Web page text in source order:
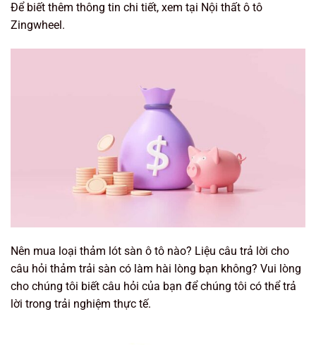
Để biết thêm thông tin chi tiết, xem tại Nội thất ô tô
Zingwheel.
Nên mua loại thảm lót sàn ô tô nào? Liệu câu trả lời cho
câu hỏi thảm trải sàn có làm hài lòng bạn không? Vui lòng
cho chúng tôi biết câu hỏi của bạn để chúng tôi có thể trả
lời trong trải nghiệm thực tế.